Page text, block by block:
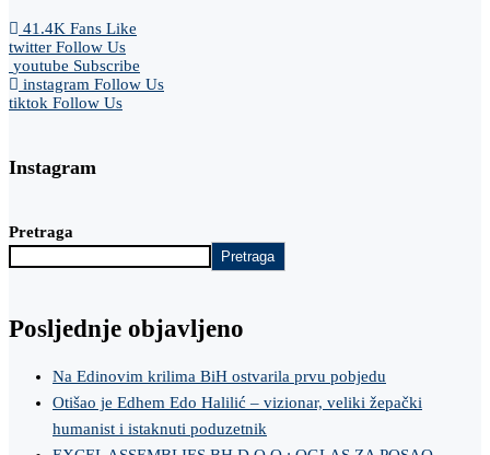
41.4K Fans Like
twitter Follow Us
youtube Subscribe
instagram Follow Us
tiktok Follow Us
Instagram
Pretraga
Pretraga
Posljednje objavljeno
Na Edinovim krilima BiH ostvarila prvu pobjedu
Otišao je Edhem Edo Halilić – vizionar, veliki žepački
humanist i istaknuti poduzetnik